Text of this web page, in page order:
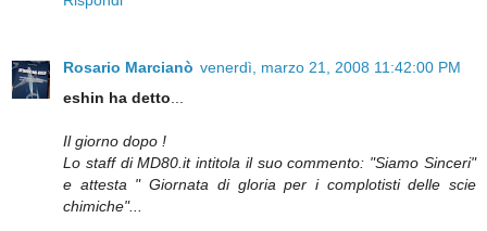
Rosario Marcianò venerdì, marzo 21, 2008 11:42:00 PM
eshin ha detto
Il giorno dopo !
Lo staff di MD80.it intitola il suo commento: "Siamo Sinceri"
e attesta " Giornata di gloria per i complotisti delle scie
chimiche"...